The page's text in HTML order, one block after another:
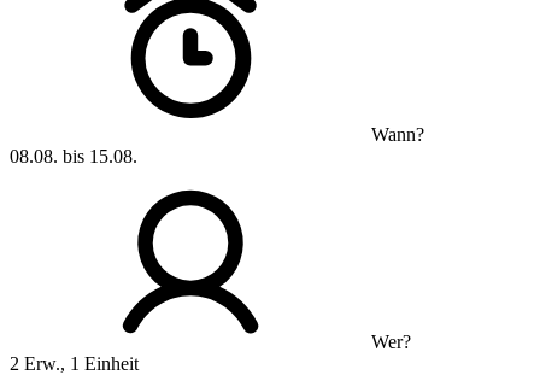
Wann?
08.08. bis 15.08.
Wer?
2 Erw., 1 Einheit